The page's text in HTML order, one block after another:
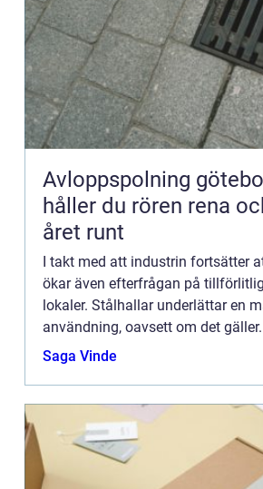
Avloppspolning göteborg
håller du rören rena
året runt
I takt med att industrin fortsätter
ökar även efterfrågan på
lokaler. Stålhallar underlättar en
användning, oavsett om det
Saga Vinde